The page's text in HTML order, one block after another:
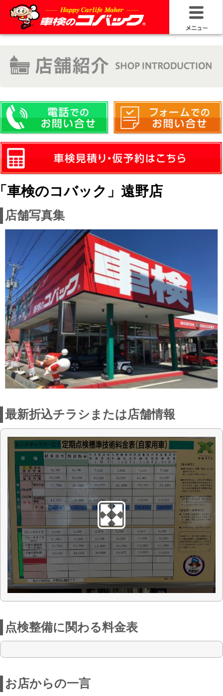
HOME
お問い合わ
車検サービ
安さの構造
20年50万キ
車検のコバック」遠野店
店舗写真集
最新折込チラシまたは店舗情報
点検整備に関わる料金表
お店からの一言
弊社は1988年に岩手県遠野市に創業いた
しました。昭和60年からホンダの指定デ
ィーラーとして新車販売をスタート。
現在は車検・タイヤ販売・エンジンオイ
ル交換・各種新車販売・軽未使用車販
売・鈑金塗装・自動車保険・レンタカー
等、お客様のカーライフをトータル的に
サポートさせて頂いております。
となり、「元気な笑顔」を旗印に地元の
遠野市の皆様から信頼される会社を目指
してまいります。